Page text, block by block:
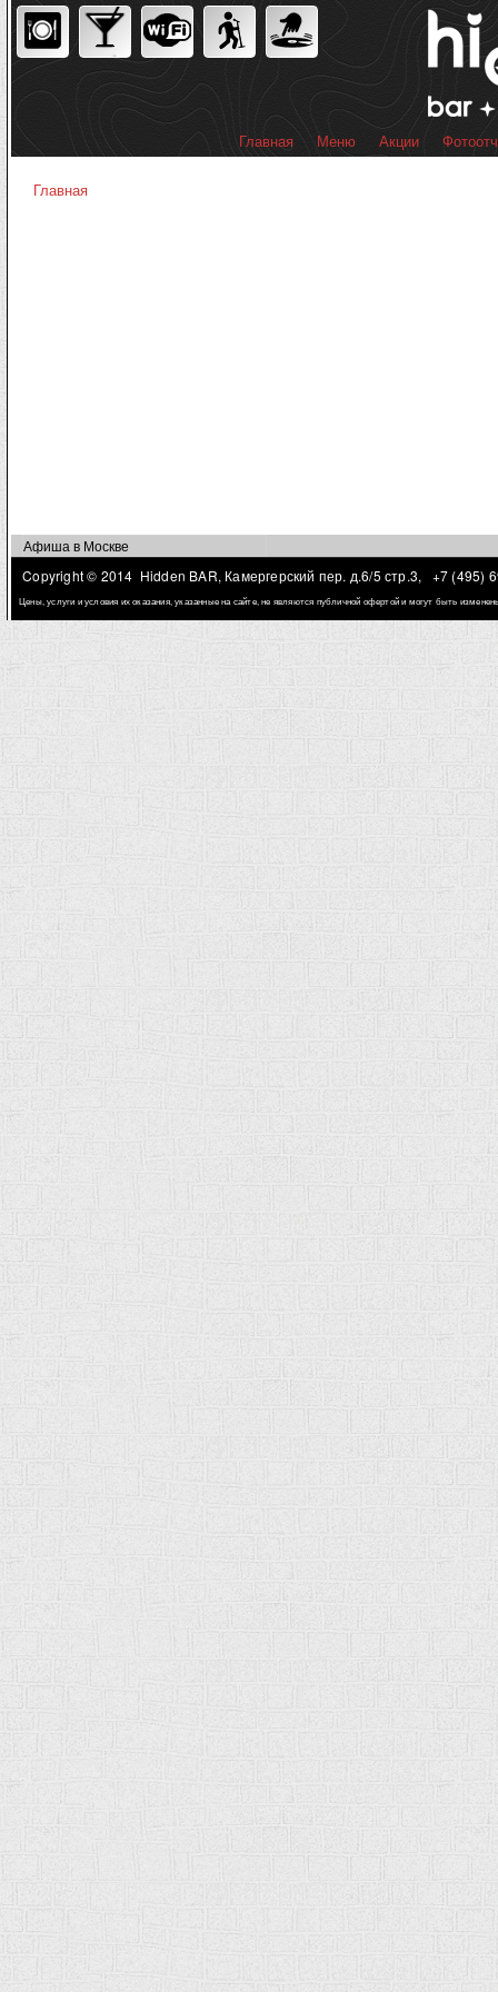
Главное меню
Главная Меню Акции
Главная
Афиша в Москве
Copyright © 2014 Hidden BAR, Камергерский пер. д.6/5 стр.3,
+7 (495)
Цены, услуги и условия их оказания, указанные на сайте, не являются публичной офертой и могут быть